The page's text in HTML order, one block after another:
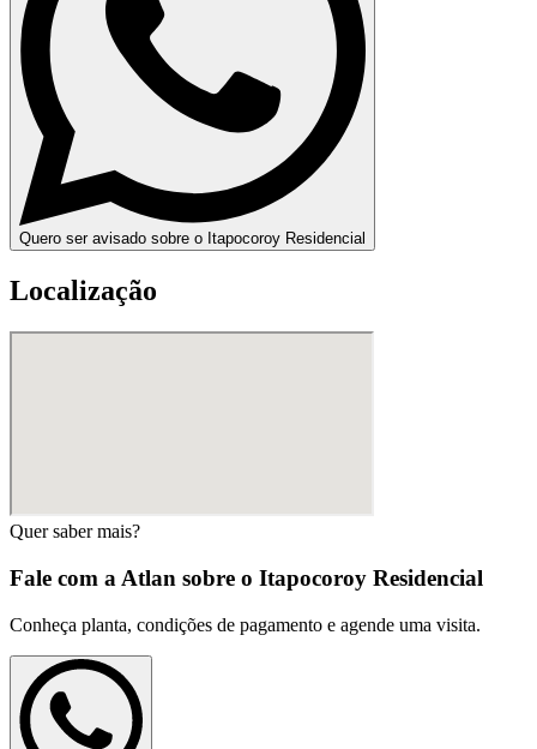
Quero ser avisado sobre o Itapocoroy Residencial
Localização
Quer saber mais?
Fale com a Atlan sobre o Itapocoroy Residencial
Conheça planta, condições de pagamento e agende uma visita.